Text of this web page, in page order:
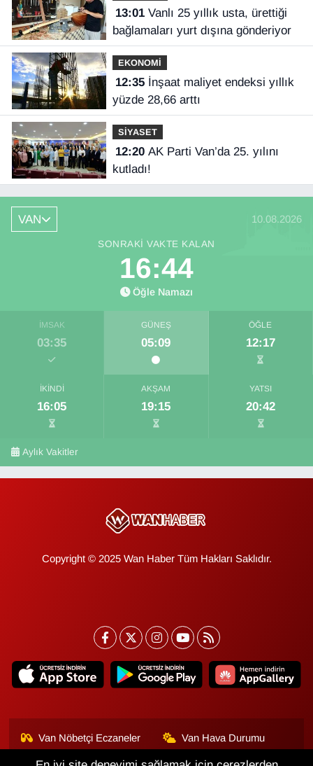
13:01Vanlı 25 yıllık usta, ürettiği
bağlamaları yurt dışına gönderiyor
EKONOMİ
12:35İnşaat maliyet endeksi yıllık
yüzde 28,66 arttı
SİYASET
12:20AK Parti Van’da 25. yılını
kutladı!
VAN 10.08.2026
SONRAKI VAKTE KALAN
16:44
Öğle Namazı
İMSAK
03:35
GÜNEŞ
05:09
ÖĞLE
12:17
İKINDI
16:05
AKŞAM
19:15
YATSI
20:42
Aylık Vakitler
Copyright © 2025 Wan Haber Tüm Hakları Saklıdır.
Van Nöbetçi Eczaneler Van Hava Durumu